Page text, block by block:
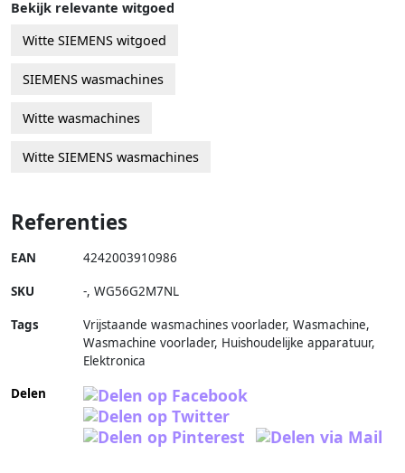
Bekijk relevante witgoed
Witte SIEMENS witgoed
SIEMENS wasmachines
Witte wasmachines
Witte SIEMENS wasmachines
Referenties
EAN 4242003910986
SKU -, WG56G2M7NL
Tags
Vrijstaande wasmachines voorlader, Wasmachine,
Wasmachine voorlader, Huishoudelijke apparatuur,
Elektronica
Delen